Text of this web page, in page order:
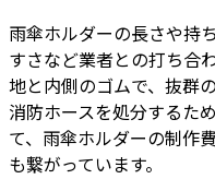
雨傘ホルダーの長さや持
すさなど業者との打ち合
地と内側のゴムで、抜群
消防ホースを処分するた
て、雨傘ホルダーの制作
も繋がっています。